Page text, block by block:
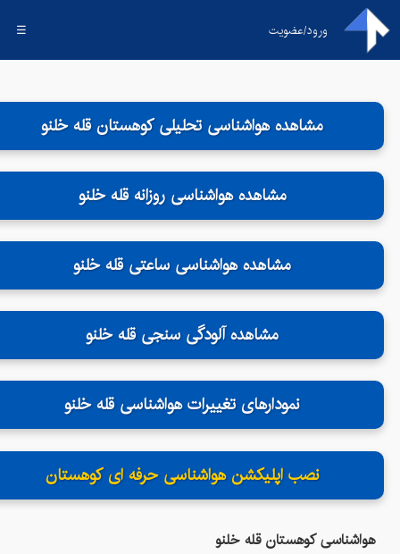
ورود/عضویت ☰
مشاهده هواشناسی تحلیلی کوهستان قله خلنو
مشاهده هواشناسی روزانه قله خلنو
مشاهده هواشناسی ساعتی قله خلنو
مشاهده آلودگی سنجی قله خلنو
نمودارهای تغییرات هواشناسی قله خلنو
نصب اپلیکشن هواشناسی حرفه ای کوهستان
هواشناسی کوهستان قلهخلنو